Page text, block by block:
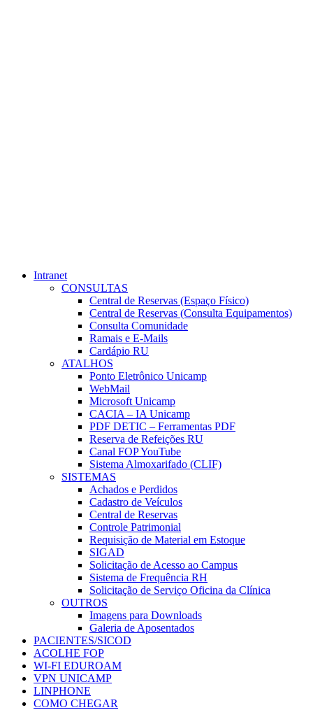
Intranet
CONSULTAS
Central de Reservas (Espaço Físico)
Central de Reservas (Consulta Equipamentos)
Consulta Comunidade
Ramais e E-Mails
Cardápio RU
ATALHOS
Ponto Eletrônico Unicamp
WebMail
Microsoft Unicamp
CACIA – IA Unicamp
PDF DETIC – Ferramentas PDF
Reserva de Refeições RU
Canal FOP YouTube
Sistema Almoxarifado (CLIF)
SISTEMAS
Achados e Perdidos
Cadastro de Veículos
Central de Reservas
Controle Patrimonial
Requisição de Material em Estoque
SIGAD
Solicitação de Acesso ao Campus
Sistema de Frequência RH
Solicitação de Serviço Oficina da Clínica
OUTROS
Imagens para Downloads
Galeria de Aposentados
PACIENTES/SICOD
ACOLHE FOP
WI-FI EDUROAM
VPN UNICAMP
LINPHONE
COMO CHEGAR